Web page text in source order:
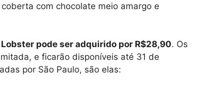
com chocolate meio amargo e
Lobster pode ser adquirido por R$28,90. Os
e ficarão disponíveis até 31 de
por São Paulo, são elas: